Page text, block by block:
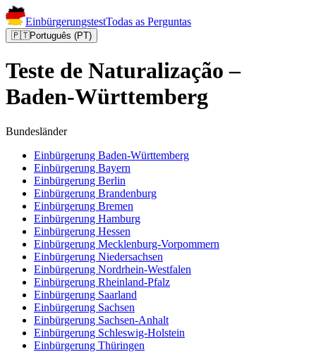
EinbürgerungstestTodas as Perguntas
🇵🇹Português (PT)
Teste de Naturalização –
Baden-Württemberg
Bundesländer
Einbürgerung Baden-Württemberg
Einbürgerung Bayern
Einbürgerung Berlin
Einbürgerung Brandenburg
Einbürgerung Bremen
Einbürgerung Hamburg
Einbürgerung Hessen
Einbürgerung Mecklenburg-Vorpommern
Einbürgerung Niedersachsen
Einbürgerung Nordrhein-Westfalen
Einbürgerung Rheinland-Pfalz
Einbürgerung Saarland
Einbürgerung Sachsen
Einbürgerung Sachsen-Anhalt
Einbürgerung Schleswig-Holstein
Einbürgerung Thüringen